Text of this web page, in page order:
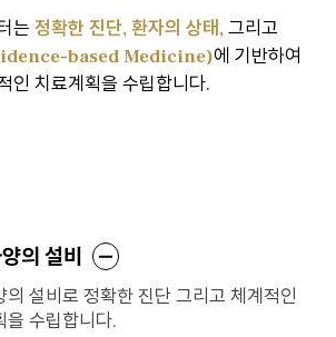
는 정확한 진단, 환자의 상태,그리고
based Medicine)에 기반하여
인 치료계획을 수립합니다.
의 설비
의 설비로 정확한 진단 그리고 체계적인
을 수립합니다.